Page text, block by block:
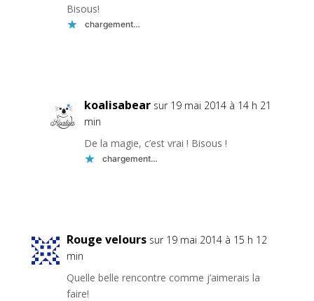
Bisous!
chargement…
koalisabear sur 19 mai 2014 à 14 h 21
min
De la magie, c’est vrai ! Bisous !
chargement…
Rouge velours sur 19 mai 2014 à 15 h 12
min
Quelle belle rencontre comme j’aimerais la
faire!